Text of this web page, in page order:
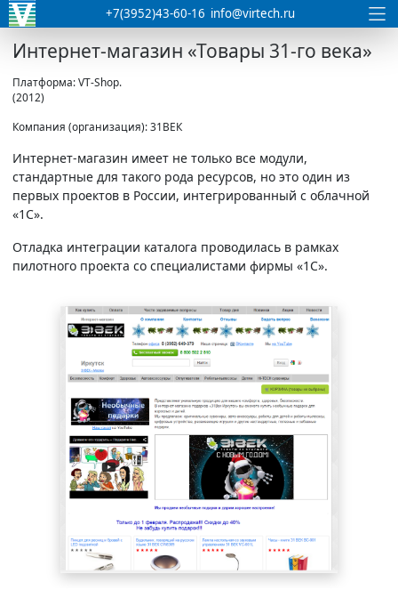
+7(3952)43-60-16 info@virtech.ru
Интернет-магазин «Товары 31-го века»
Платформа: VT-Shop.
(2012)
Компания (организация): 31ВЕК
Интернет-магазин имеет не только все модули,
стандартные для такого рода ресурсов, но это один из
первых проектов в России, интегрированный с облачной
«1С».
Отладка интеграции каталога проводилась в рамках
пилотного проекта со специалистами фирмы «1С».